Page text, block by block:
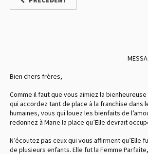
Bien chers frères,
Comme il faut que vous aimiez la bienheureuse
qui accordez tant de place à la franchise dans
humaines, vous qui louez les bienfaits de
redonnez à Marie la place qu’Elle devrait
N’écoutez pas ceux qui vous affirment qu’Elle
de plusieurs enfants. Elle fut la Femme